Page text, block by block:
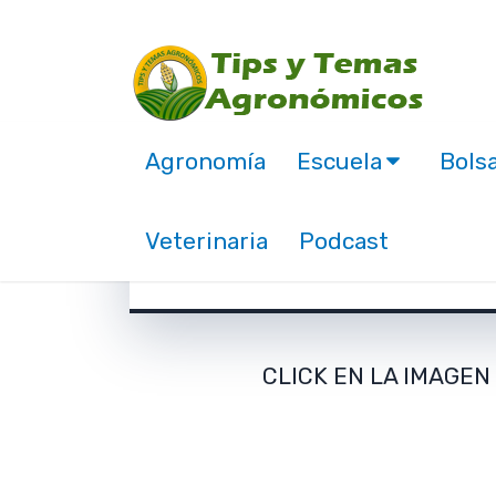
Agronomía Escuela
Veterinaria Podcast
Produccion de
noviembre 28, 2016
CLICK EN LA